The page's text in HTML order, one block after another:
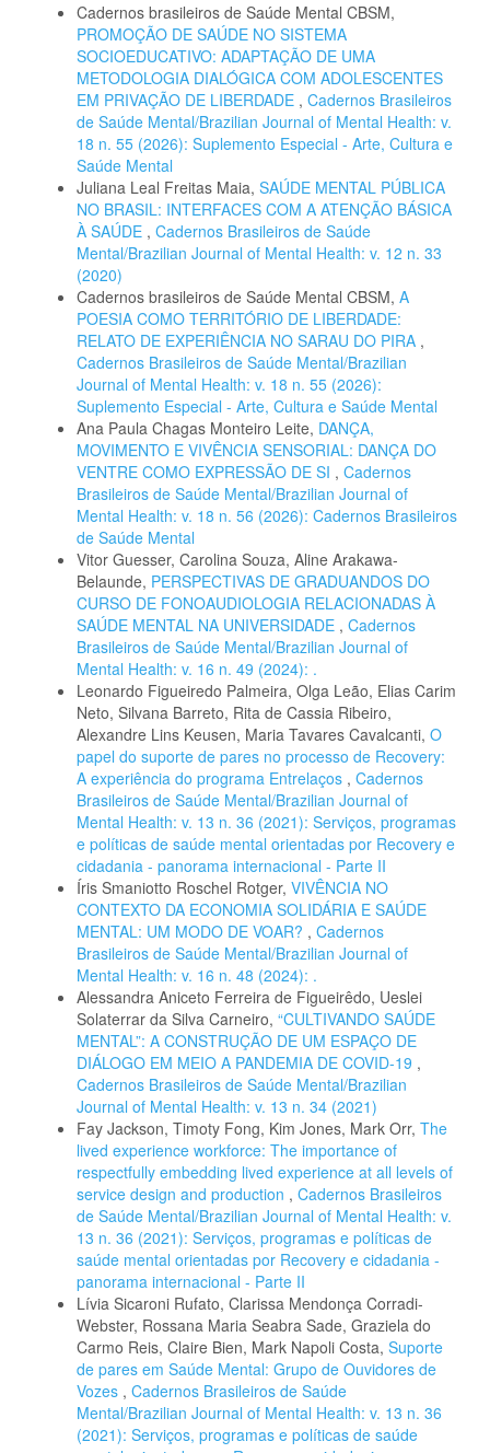
Cadernos brasileiros de Saúde Mental CBSM,
PROMOÇÃO DE SAÚDE NO SISTEMA
SOCIOEDUCATIVO: ADAPTAÇÃO DE UMA
METODOLOGIA DIALÓGICA COM ADOLESCENTES
EM PRIVAÇÃO DE LIBERDADE , Cadernos Brasileiros
de Saúde Mental/Brazilian Journal of Mental Health: v.
18 n. 55 (2026): Suplemento Especial - Arte, Cultura e
Saúde Mental
Juliana Leal Freitas Maia, SAÚDE MENTAL PÚBLICA
NO BRASIL: INTERFACES COM A ATENÇÃO BÁSICA
À SAÚDE , Cadernos Brasileiros de Saúde
Mental/Brazilian Journal of Mental Health: v. 12 n. 33
(2020)
Cadernos brasileiros de Saúde Mental CBSM, A
POESIA COMO TERRITÓRIO DE LIBERDADE:
RELATO DE EXPERIÊNCIA NO SARAU DO PIRA ,
Cadernos Brasileiros de Saúde Mental/Brazilian
Journal of Mental Health: v. 18 n. 55 (2026):
Suplemento Especial - Arte, Cultura e Saúde Mental
Ana Paula Chagas Monteiro Leite, DANÇA,
MOVIMENTO E VIVÊNCIA SENSORIAL: DANÇA DO
VENTRE COMO EXPRESSÃO DE SI , Cadernos
Brasileiros de Saúde Mental/Brazilian Journal of
Mental Health: v. 18 n. 56 (2026): Cadernos Brasileiros
de Saúde Mental
Vitor Guesser, Carolina Souza, Aline Arakawa-
Belaunde, PERSPECTIVAS DE GRADUANDOS DO
CURSO DE FONOAUDIOLOGIA RELACIONADAS À
SAÚDE MENTAL NA UNIVERSIDADE , Cadernos
Brasileiros de Saúde Mental/Brazilian Journal of
Mental Health: v. 16 n. 49 (2024): .
Leonardo Figueiredo Palmeira, Olga Leão, Elias Carim
Neto, Silvana Barreto, Rita de Cassia Ribeiro,
Alexandre Lins Keusen, Maria Tavares Cavalcanti, O
papel do suporte de pares no processo de Recovery:
A experiência do programa Entrelaços , Cadernos
Brasileiros de Saúde Mental/Brazilian Journal of
Mental Health: v. 13 n. 36 (2021): Serviços, programas
e políticas de saúde mental orientadas por Recovery e
cidadania - panorama internacional - Parte II
Íris Smaniotto Roschel Rotger, VIVÊNCIA NO
CONTEXTO DA ECONOMIA SOLIDÁRIA E SAÚDE
MENTAL: UM MODO DE VOAR? , Cadernos
Brasileiros de Saúde Mental/Brazilian Journal of
Mental Health: v. 16 n. 48 (2024): .
Alessandra Aniceto Ferreira de Figueirêdo, Ueslei
Solaterrar da Silva Carneiro, “CULTIVANDO SAÚDE
MENTAL”: A CONSTRUÇÃO DE UM ESPAÇO DE
DIÁLOGO EM MEIO A PANDEMIA DE COVID-19 ,
Cadernos Brasileiros de Saúde Mental/Brazilian
Journal of Mental Health: v. 13 n. 34 (2021)
Fay Jackson, Timoty Fong, Kim Jones, Mark Orr, The
lived experience workforce: The importance of
respectfully embedding lived experience at all levels of
service design and production , Cadernos Brasileiros
de Saúde Mental/Brazilian Journal of Mental Health: v.
13 n. 36 (2021): Serviços, programas e políticas de
saúde mental orientadas por Recovery e cidadania -
panorama internacional - Parte II
Lívia Sicaroni Rufato, Clarissa Mendonça Corradi-
Webster, Rossana Maria Seabra Sade, Graziela do
Carmo Reis, Claire Bien, Mark Napoli Costa, Suporte
de pares em Saúde Mental: Grupo de Ouvidores de
Vozes , Cadernos Brasileiros de Saúde
Mental/Brazilian Journal of Mental Health: v. 13 n. 36
(2021): Serviços, programas e políticas de saúde